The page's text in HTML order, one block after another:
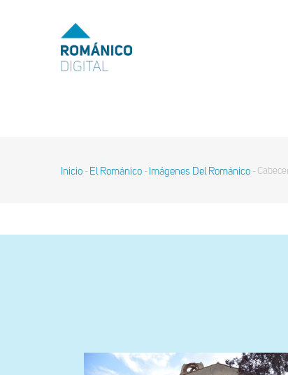
MENU
TOP
Sobrescribir
Inicio - El Románico - Imágenes Del Románico -